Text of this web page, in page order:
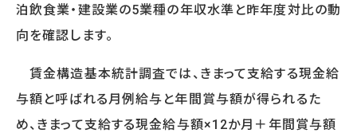
COMPANY
コンサルタント紹介
プライバシーポリシー
泊飲食業・建設業の5業種の年収水準と昨年度対比の動
向を確認します。
賃金構造基本統計調査では、きまって支給する現金給
与額と呼ばれる月例給与と年間賞与額が得られるた
め、きまって支給する現金給与額×12か月＋年間賞与額